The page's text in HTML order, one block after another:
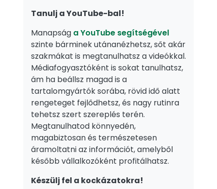
Tanulj a YouTube-bal!
Manapság a YouTube segítségével
szinte bárminek utánanézhetsz, sőt akár
szakmákat is megtanulhatsz a videókkal.
Médiafogyasztóként is sokat tanulhatsz,
ám ha beállsz magad is a
tartalomgyártók sorába, rövid idő alatt
rengeteget fejlődhetsz, és nagy rutinra
tehetsz szert szereplés terén.
Megtanulhatod könnyedén,
magabiztosan és természetesen
áramoltatni az információt, amelyből
később vállalkozóként profitálhatsz.
Készülj fel a kockázatokra!